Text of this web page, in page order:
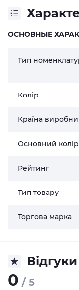
ОСНОВНЫЕ
Тип
Колір
Країна
Основний колір
Рейтинг
Тип товару
Торгова марка
Відгуки
0 / 5